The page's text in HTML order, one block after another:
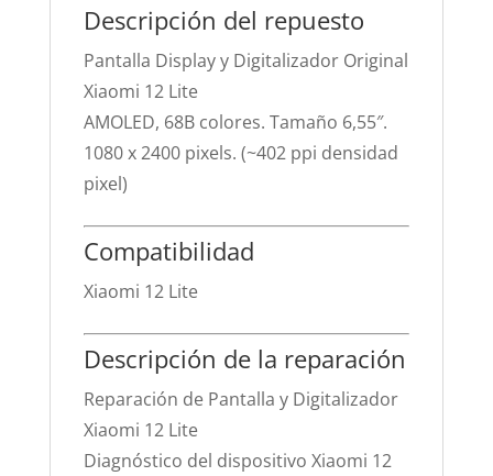
Descripción del repuesto
Pantalla Display y Digitalizador Original
Xiaomi 12 Lite
AMOLED, 68B colores. Tamaño 6,55″.
1080 x 2400 pixels. (~402 ppi densidad
pixel)
Compatibilidad
Xiaomi 12 Lite
Descripción de la reparación
Reparación de Pantalla y Digitalizador
Xiaomi 12 Lite
Diagnóstico del dispositivo Xiaomi 12